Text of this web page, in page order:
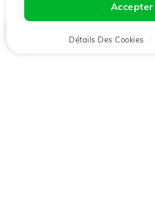
Accepter
Détails Des Cookies
Client Panier